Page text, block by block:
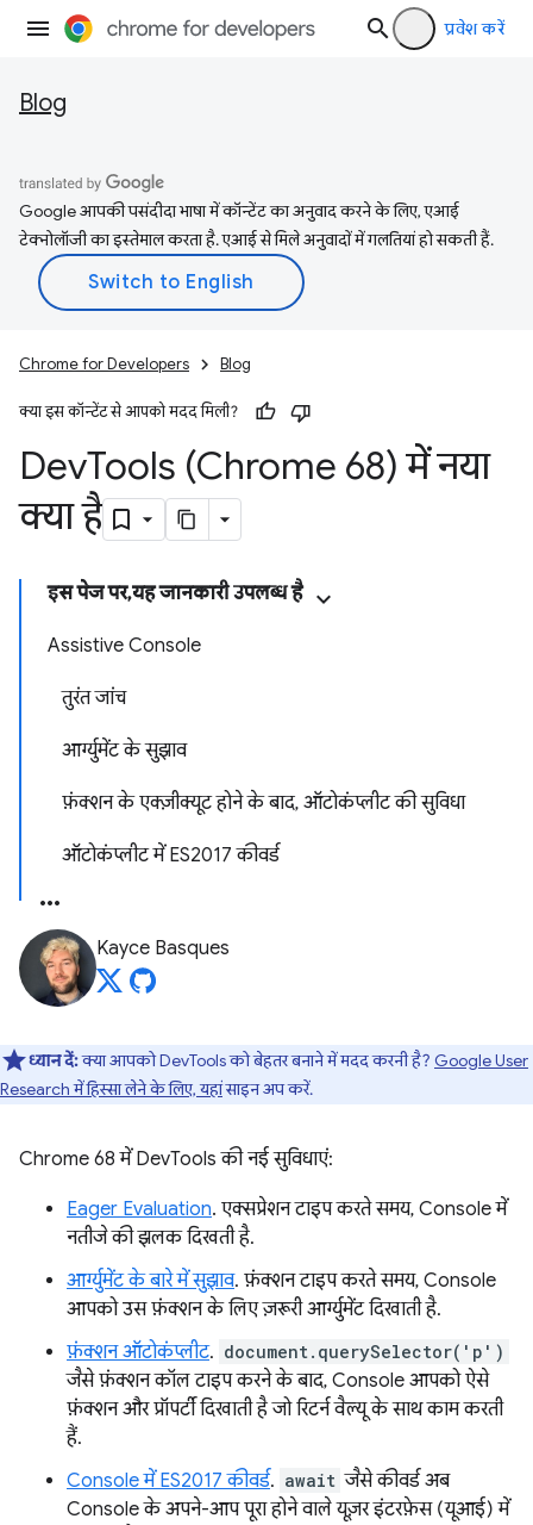
प्रवेश करें
Blog
Google आपकी पसंदीदा भाषा में कॉन्टेंट का अनुवाद करने के लिए, एआई
टेक्नोलॉजी का इस्तेमाल करता है. एआई से मिले अनुवादों में गलतियां हो सकती हैं.
Chrome for Developers Blog
क्या इस कॉन्टेंट से आपको मदद मिली?
DevTools (Chrome 68) में नया
क्या है
इस पेज पर, यह जानकारी उपलब्ध है
Assistive Console
तुरंत जांच
आर्ग्युमेंट के सुझाव
फ़ंक्शन के एक्ज़ीक्यूट होने के बाद, ऑटोकंप्लीट की सुविधा
ऑटोकंप्लीट में ES2017 कीवर्ड
Kayce Basques
ध्यान दें:क्या आपको DevTools को बेहतर बनाने में मदद करनी है? Google User
Research में हिस्सा लेने के लिए, यहांसाइन अप करें.
Chrome 68 में DevTools की नई सुविधाएं:
Eager Evaluation. एक्सप्रेशन टाइप करते समय, Console में
नतीजे की झलक दिखती है.
आर्ग्युमेंट के बारे में सुझाव. फ़ंक्शन टाइप करते समय, Console
आपको उस फ़ंक्शन के लिए ज़रूरी आर्ग्युमेंट दिखाती है.
फ़ंक्शन ऑटोकंप्लीट. document.querySelector('p')
जैसे फ़ंक्शन कॉल टाइप करने के बाद, Console आपको ऐसे
फ़ंक्शन और प्रॉपर्टी दिखाती है जो रिटर्न वैल्यू के साथ काम करती
हैं.
Console में ES2017 कीवर्ड. await जैसे कीवर्ड अब
Console के अपने-आप पूरा होने वाले यूज़र इंटरफ़ेस (यूआई) में